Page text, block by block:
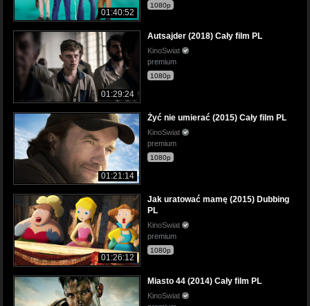
01:40:52
1080p
01:29:24
Autsajder (2018) Cały film PL
KinoSwiat
premium
1080p
01:21:14
Żyć nie umierać (2015) Cały film PL
KinoSwiat
premium
1080p
01:26:12
Jak uratować mamę (2015) Dubbing
PL
KinoSwiat
premium
1080p
Miasto 44 (2014) Cały film PL
KinoSwiat